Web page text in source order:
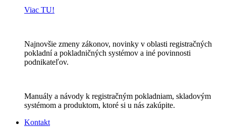
Viac TU!
Najnovšie zmeny zákonov, novinky v oblasti registračných
pokladní a pokladničných systémov a iné povinnosti
podnikateľov.
Manuály a návody k registračným pokladniam, skladovým
systémom a produktom, ktoré si u nás zakúpite.
Kontakt